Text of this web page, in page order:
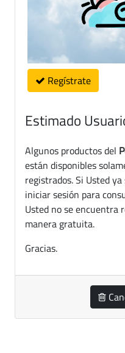
Regístrate
Estimado
Algunos productos del
están disponibles
registrados. Si Usted
iniciar sesión para
Usted no se encuentra
manera gratuita.
Gracias.